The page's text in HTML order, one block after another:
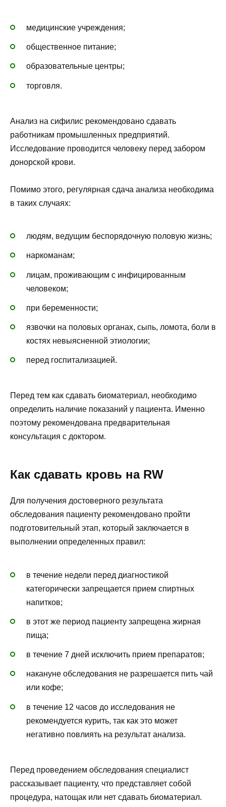
медицинские учреждения;
общественное питание;
образовательные центры;
торговля.
Анализ на сифилис рекомендовано сдавать
работникам промышленных предприятий.
Исследование проводится человеку перед забором
донорской крови.
Помимо этого, регулярная сдача анализа необходима
в таких случаях:
людям, ведущим беспорядочную половую жизнь;
наркоманам;
лицам, проживающим с инфицированным
человеком;
при беременности;
язвочки на половых органах, сыпь, ломота, боли в
костях невыясненной этиологии;
перед госпитализацией.
Перед тем как сдавать биоматериал, необходимо
определить наличие показаний у пациента. Именно
поэтому рекомендована предварительная
консультация с доктором.
Как сдавать кровь на RW
Для получения достоверного результата
обследования пациенту рекомендовано пройти
подготовительный этап, который заключается в
выполнении определенных правил:
в течение недели перед диагностикой
категорически запрещается прием спиртных
напитков;
в этот же период пациенту запрещена жирная
пища;
в течение 7 дней исключить прием препаратов;
накануне обследования не разрешается пить чай
или кофе;
в течение 12 часов до исследования не
рекомендуется курить, так как это может
негативно повлиять на результат анализа.
Перед проведением обследования специалист
рассказывает пациенту, что представляет собой
процедура, натощак или нет сдавать биоматериал.